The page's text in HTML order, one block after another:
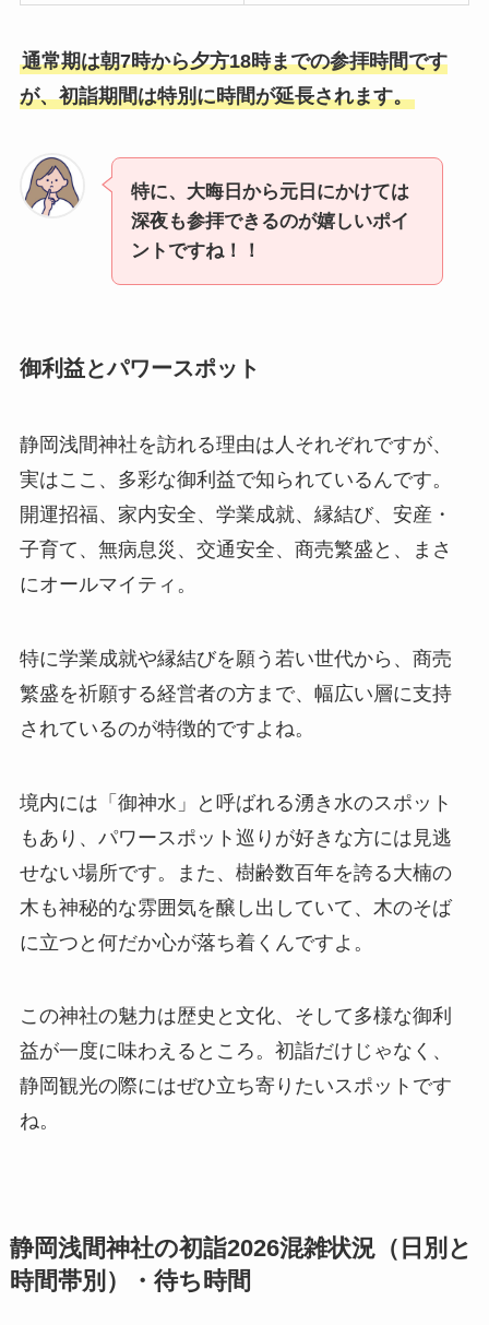
通常期は朝7時から夕方18時までの参拝時間です
が、初詣期間は特別に時間が延長されます。
特に、大晦日から元日にかけては
深夜も参拝できるのが嬉しいポイ
ントですね！！
御利益とパワースポット
静岡浅間神社を訪れる理由は人それぞれですが、
実はここ、多彩な御利益で知られているんです。
開運招福、家内安全、学業成就、縁結び、安産・
子育て、無病息災、交通安全、商売繁盛と、まさ
にオールマイティ。
特に学業成就や縁結びを願う若い世代から、商売
繁盛を祈願する経営者の方まで、幅広い層に支持
されているのが特徴的ですよね。
境内には「御神水」と呼ばれる湧き水のスポット
もあり、パワースポット巡りが好きな方には見逃
せない場所です。また、樹齢数百年を誇る大楠の
木も神秘的な雰囲気を醸し出していて、木のそば
に立つと何だか心が落ち着くんですよ。
この神社の魅力は歴史と文化、そして多様な御利
益が一度に味わえるところ。初詣だけじゃなく、
静岡観光の際にはぜひ立ち寄りたいスポットです
ね。
静岡浅間神社の初詣2026混雑状況（日別と
時間帯別）・待ち時間